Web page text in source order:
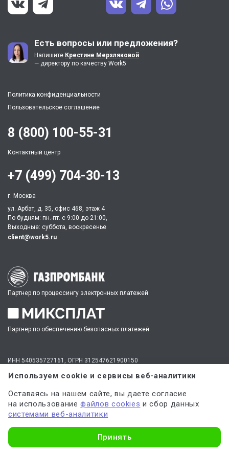
Есть вопросы или предложения?
Напишите Крестине Мерзляковой
— директору по качеству Work5
Политика конфиденциальности
Пользовательское соглашение
Партнер по процессингу электронных платежей
Партнер по обеспечению безопасных платежей
ИНН 540535727161, ОГРН 312547621900150
8 (800) 100-55-31
Контактный центр
+7 (499) 704-30-13
г. Москва
ул. Арбат, д. 35, офис 468, этаж 4
По будням: пн.-пт. c 9:00 до 21:00,
Выходные: суббота, воскресенье
client@work5.ru
использоваться только в качестве дополнительного инструмента для
решения имеющихся у вас задач, сбора информации и источников,
но не являются готовым решением.
стационарных офисов-филиалов в 14 городах России (от Иркутска до
полный перечень филиалов). Зона обслуживания онлайн —
вся Россия.
Используем cookie и сервисы веб-аналитики
Оставаясь на нашем сайте, вы даете согласие
на использованиефайлов cookies и сбор данных
системами веб-аналитики
Принять